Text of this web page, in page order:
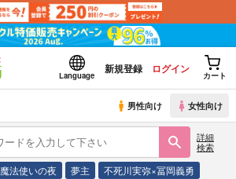
Language
新規登録 ログイン
カート
男性向け 女性向け
詳細
検索
魔法使いの夜 夢主 不死川実弥×冨岡義勇